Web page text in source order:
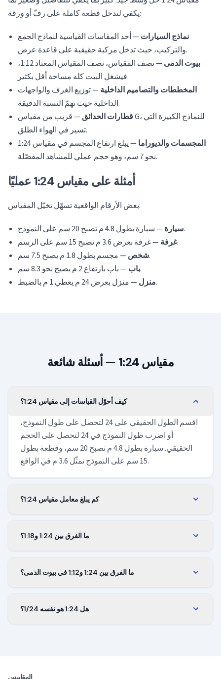
يكفي لتدخل قطعة كاملة على رفّ أو ورقة:
نماذج السيارات— أحد المقاسات القياسية لنماذج الجمع
والتركيب، حيث تدخل مركبة حقيقية على قاعدة عرض.
بيوت الدمى
— نصف المقياس، نصف المقياس المعتاد 1:12،
فيشغل البيت كله مساحة أقل بكثير.
المخططات والتصاميم الداخلية— توزيع الغرف والواجهات
الداخلية حيث تهمّ النسبة الدقيقة.
قطارات الحدائق— قريب من مقياس G، للنماذج الكبيرة التي
تسير في الهواء الطلق.
المجسمات والديوراما
— يبلغ ارتفاع المجسم في مقياس 1:24
نحو 7 سم، وهو حجم عملي للمشاهد المفصّلة.
أمثلة على مقياس 1:24 عمليًا
بعض الأرقام الواقعية تسهّل تخيّل المقياس:
سيارة— سيارة بطول 4.8 م تصبح 20 سم على النموذج.
غرفة— غرفة بعرض 3.6 م تصبح 15 سم على الرسم.
شخص— مجسم بطول 1.8 م يصبح 7.5 سم.
باب— باب بارتفاع 2 م يصبح نحو 8.3 سم.
منزل— منزل بعرض 24 م يعطي 1 م بالضبط.
مقياس 1:24 — أسئلة شائعة
كيف أحوّل القياسات إلى مقياس 1:24؟
اقسم الطول الحقيقي على 24 لتحصل على طول النموذج،
أو اضرب طول النموذج في 24 لتحصل على الحجم
الحقيقي. سيارة بطول 4.8 م تصبح 20 سم، وقطعة بطول
15 سم على النموذج تمثّل 3.6 م في الواقع.
كم يبلغ معامل مقياس 1:24؟
حقيقي به لتحصل على حجمه في مقياس 1:24. يبقى
ما الفرق بين 1:24 و1:18؟
من القسمة على 24. السيارة نفسها أكبر وأثقل في 1:18،
ما الفرق بين 1:24 و1:12 في بيوت الدمى؟
البيت نفسه مساحة أصغر بأربع مرات في 1:24 مقارنة
هل 1:24 هو نفسه 1/24؟
وحجم النموذج — متطابقة.
المقاييس